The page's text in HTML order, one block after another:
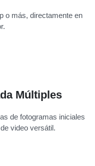
o más, directamente en
Múltiples
de fotogramas iniciales
video versátil.